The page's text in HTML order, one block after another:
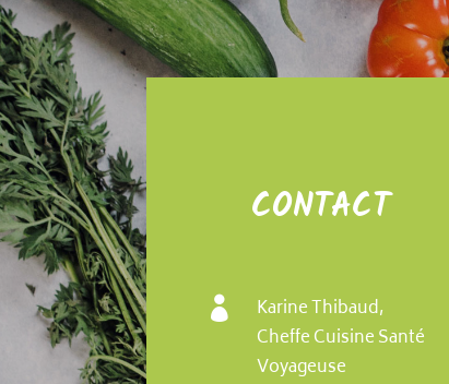
CONTACT

Karine Thibaud,
Cheffe Cuisine Santé
Voyageuse